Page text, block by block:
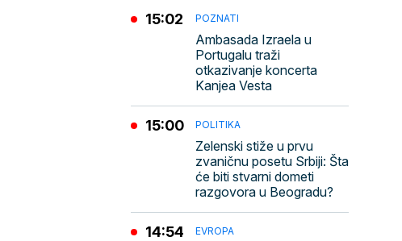
POZNATI
Ambasada Izraela u
Portugalu traži
otkazivanje koncerta
Kanjea Vesta
15:02
POLITIKA
Zelenski stiže u prvu
zvaničnu posetu Srbiji: Šta
će biti stvarni dometi
razgovora u Beogradu?
15:00
EVROPA
14:54